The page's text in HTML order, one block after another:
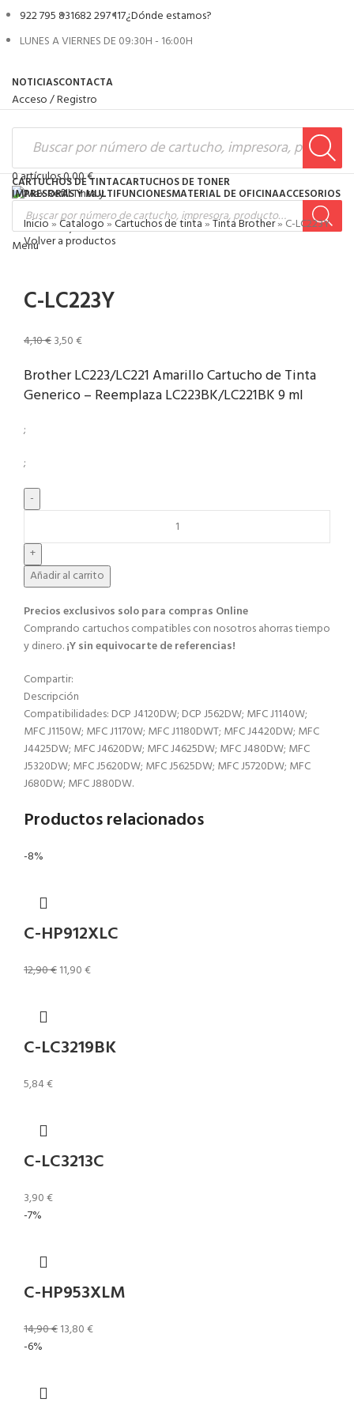
922 795 831682 297 117¿Dónde estamos?
LUNES A VIERNES DE 09:30H - 16:00H
NOTICIASCONTACTA
Acceso / Registro
0artículos0,00€
0artículos0,00€
Menú
CARTUCHOS DE TINTACARTUCHOS DE TONER
IMPRESORAS Y MULTIFUNCIONESMATERIAL DE OFICINAACCESORIOS
Inicio»Catalogo»Cartuchos de tinta»Tinta Brother»C-LC223Y
Volver a productos
C-LC223Y
4,10€3,50€
Brother LC223/LC221 Amarillo Cartucho de Tinta
Generico – Reemplaza LC223BK/LC221BK 9 ml
;
;
Añadir al carrito
Precios exclusivos solo para compras Online​
Comprando cartuchos compatibles con nosotros ahorras tiempo
y dinero.¡Y sin equivocarte de referencias!
Compartir:
Descripción
Compatibilidades: DCP J4120DW; DCP J562DW; MFC J1140W;
MFC J1150W; MFC J1170W; MFC J1180DWT; MFC J4420DW; MFC
J4425DW; MFC J4620DW; MFC J4625DW; MFC J480DW; MFC
J5320DW; MFC J5620DW; MFC J5625DW; MFC J5720DW; MFC
J680DW; MFC J880DW.
Productos relacionados
-8%
C-HP912XLC
12,90€11,90€
C-LC3219BK
5,84€
C-LC3213C
3,90€
-7%
C-HP953XLM
14,90€13,80€
-6%